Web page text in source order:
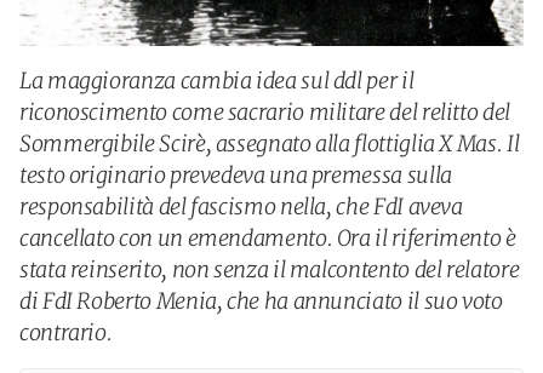
La maggioranza cambia idea sul ddl per il
riconoscimento come sacrario militare del relitto del
Sommergibile Scirè, assegnato alla flottiglia X Mas. Il
testo originario prevedeva una premessa sulla
responsabilità del fascismo nella, che FdI aveva
cancellato con un emendamento. Ora il riferimento è
stata reinserito, non senza il malcontento del relatore
di FdI Roberto Menia, che ha annunciato il suo voto
contrario.